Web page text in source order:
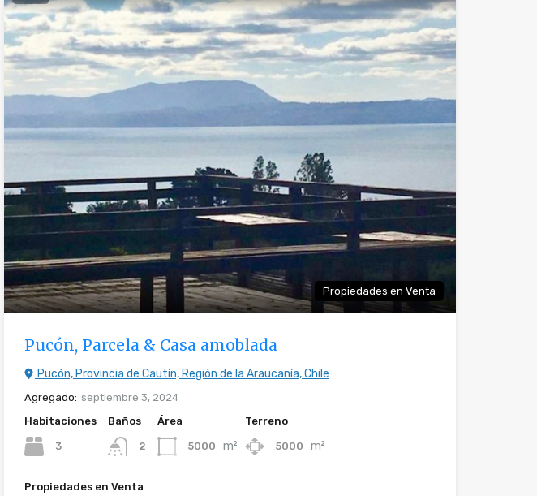
Propiedades en Venta
Pucón, Parcela & Casa amoblada
Pucón, Provincia de Cautín, Región de la Araucanía, Chile
Agregado: septiembre 3, 2024
Habitaciones
3
Baños
2
Área
5000 m²
Terreno
5000 m²
Propiedades en Venta